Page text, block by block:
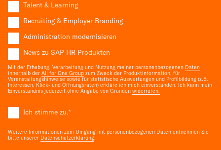
Talent & Learning
Recruiting & Employer Branding
Administration modernisieren
News zu SAP HR Produkten
Mit der Erhebung, Verarbeitung und Nutzung meiner personenbezogenen Daten
innerhalb der All for One Group zum Zweck der Produktinformation, für
Veranstaltungshinweise sowie für statistische Auswertungen und Profilbildung (z.B.
Interessen, Klick- und Öffnungsraten) erkläre ich mich einverstanden. Ich kann mein
Einverständnis jederzeit ohne Angabe von Gründen widerrufen.
Ich stimme zu.*
Weitere Informationen zum Umgang mit personenbezogenen Daten entnehmen Sie
bitte unserer Datenschutzerklärung.